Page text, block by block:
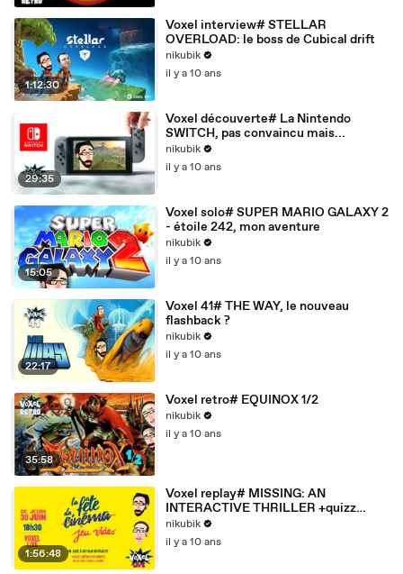
1:12:30
Voxel interview# STELLAR
OVERLOAD: le boss de Cubical drift
nikubik
il y a 10 ans
29:35
Voxel découverte# La Nintendo
SWITCH, pas convaincu mais...
nikubik
il y a 10 ans
15:05
Voxel solo# SUPER MARIO GALAXY 2
- étoile 242, mon aventure
nikubik
il y a 10 ans
22:17
Voxel 41# THE WAY, le nouveau
flashback ?
nikubik
il y a 10 ans
35:58
Voxel retro# EQUINOX 1/2
nikubik
il y a 10 ans
1:56:48
Voxel replay# MISSING: AN
INTERACTIVE THRILLER +quizz
cinéma
nikubik
il y a 10 ans